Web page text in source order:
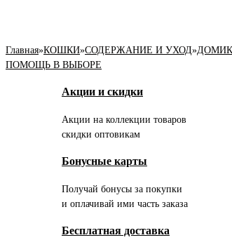
Главная»КОШКИ»СОДЕРЖАНИЕ И УХОД»
ПОМОЩЬ В ВЫБОРЕ
Акции и скидки
Акции на коллекции товаров
скидки оптовикам
Бонусные карты
Получай бонусы за покупки
и оплачивай ими часть заказа
Бесплатная доставка